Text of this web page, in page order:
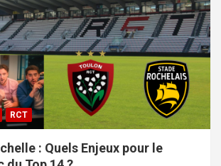
RCT
: Quels Enjeux pour le